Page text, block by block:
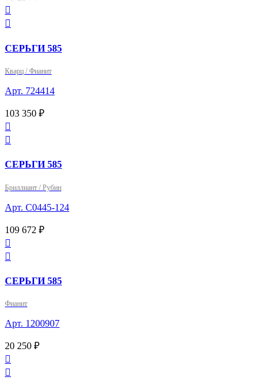


СЕРЬГИ 585
Кварц / Фианит
Арт. 724414
103 350 ₽


СЕРЬГИ 585
Бриллиант / Рубин
Арт. С0445-124
109 672 ₽


СЕРЬГИ 585
Фианит
Арт. 1200907
20 250 ₽

